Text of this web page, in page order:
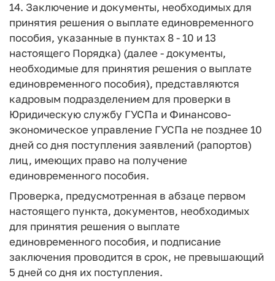
14. Заключение и документы, необходимых для
принятия решения о выплате единовременного
пособия, указанные в пунктах 8 - 10 и 13
настоящего Порядка) (далее - документы,
необходимые для принятия решения о выплате
единовременного пособия), представляются
кадровым подразделением для проверки в
Юридическую службу ГУСПа и Финансово-
экономическое управление ГУСПа не позднее 10
дней со дня поступления заявлений (рапортов)
лиц, имеющих право на получение
единовременного пособия.
Проверка, предусмотренная в абзаце первом
настоящего пункта, документов, необходимых
для принятия решения о выплате
единовременного пособия, и подписание
заключения проводится в срок, не превышающий
5 дней со дня их поступления.